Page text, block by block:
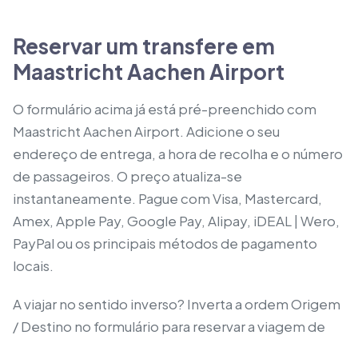
Reservar um transfere em
Maastricht Aachen Airport
O formulário acima já está pré-preenchido com
Maastricht Aachen Airport. Adicione o seu
endereço de entrega, a hora de recolha e o número
de passageiros. O preço atualiza-se
instantaneamente. Pague com Visa, Mastercard,
Amex, Apple Pay, Google Pay, Alipay, iDEAL | Wero,
PayPal ou os principais métodos de pagamento
locais.
A viajar no sentido inverso? Inverta a ordem Origem
/ Destino no formulário para reservar a viagem de